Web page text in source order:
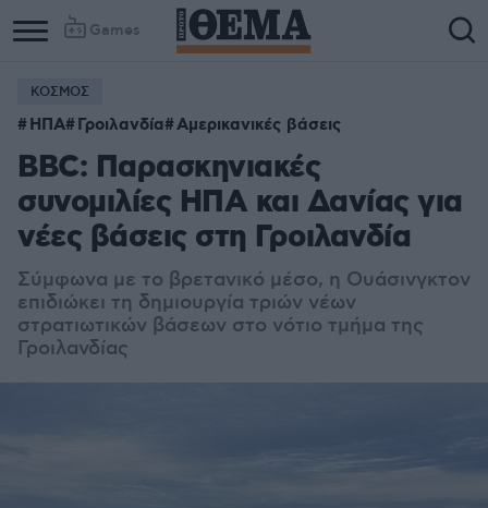
Games
Column
1
Column
2
ΚΟΣΜΟΣ
ΗΠΑ Γροιλανδία Αμερικανικές βάσεις
BBC: Παρασκηνιακές
συνομιλίες ΗΠΑ και Δανίας για
νέες βάσεις στη Γροιλανδία
Σύμφωνα με το βρετανικό μέσο, η Ουάσινγκτον
επιδιώκει τη δημιουργία τριών νέων
στρατιωτικών βάσεων στο νότιο τμήμα της
Γροιλανδίας